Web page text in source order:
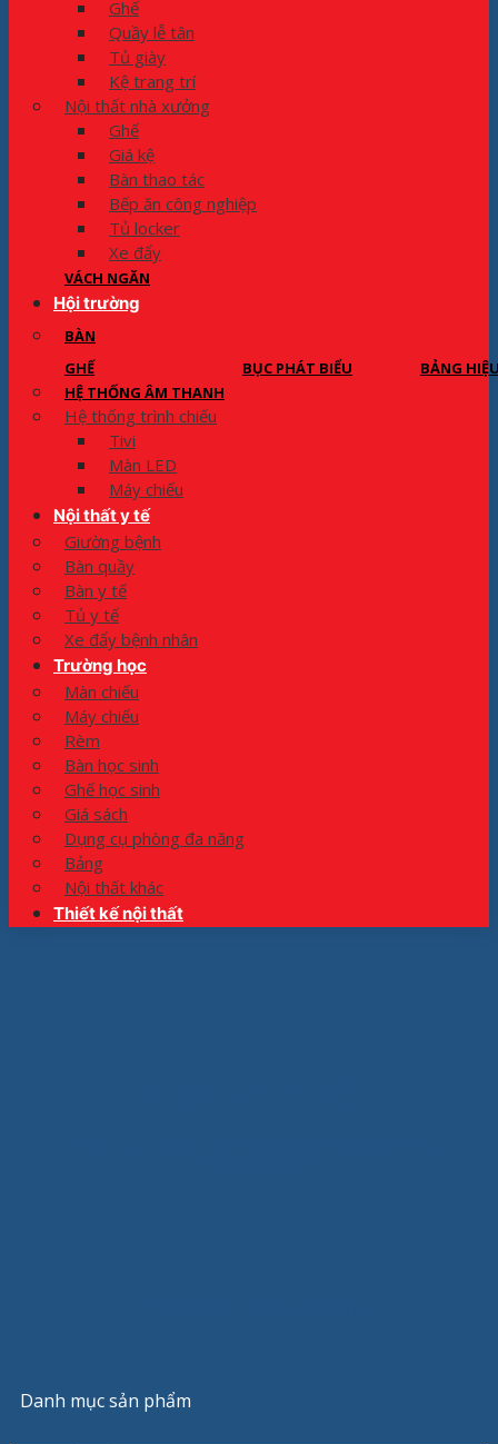
Ghế
Quầy lễ tân
Tủ giày
Kệ trang trí
Nội thất nhà xưởng
Ghế
Giá kệ
Bàn thao tác
Bếp ăn công nghiệp
Tủ locker
Xe đẩy
VÁCH NGĂN
Hội trường
BÀN
GHẾ
BỤC PHÁT BIỂU
BẢNG
HỆ THỐNG ÂM THANH
Hệ thống trình chiếu
Tivi
Màn LED
Máy chiếu
Nội thất y tế
Giường bệnh
Bàn quầy
Bàn y tế
Tủ y tế
Xe đẩy bệnh nhân
Trường học
Màn chiếu
Máy chiếu
Rèm
Bàn học sinh
Ghế học sinh
Giá sách
Dụng cụ phòng đa năng
Bảng
Nội thất khác
Thiết kế nội thất
Danh mục sản phẩm